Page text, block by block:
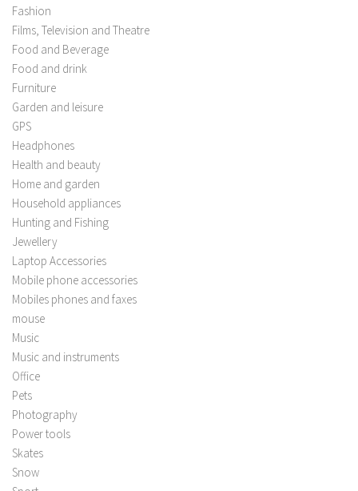
Fashion
Films, Television and Theatre
Food and Beverage
Food and drink
Furniture
Garden and leisure
GPS
Headphones
Health and beauty
Home and garden
Household appliances
Hunting and Fishing
Jewellery
Laptop Accessories
Mobile phone accessories
Mobiles phones and faxes
mouse
Music
Music and instruments
Office
Pets
Photography
Power tools
Skates
Snow